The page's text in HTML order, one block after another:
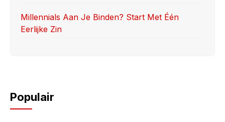
Millennials Aan Je Binden? Start Met Één
Eerlijke Zin
Populair